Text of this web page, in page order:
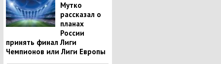
Мутко
рассказал о
планах
России
принять финал Лиги
Чемпионов или Лиги Европы